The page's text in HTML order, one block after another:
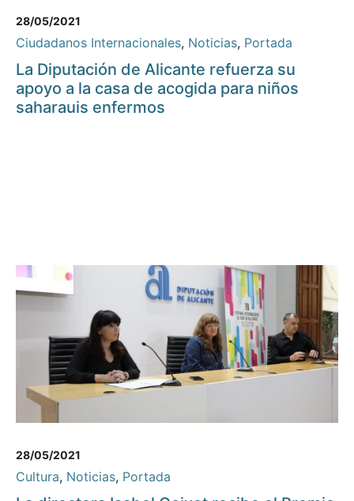
28/05/2021
Ciudadanos Internacionales, Noticias, Portada
La Diputación de Alicante refuerza su
apoyo a la casa de acogida para niños
saharauis enfermos
28/05/2021
Cultura, Noticias, Portada